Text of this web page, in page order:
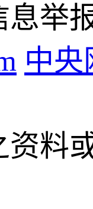
举
中
资料